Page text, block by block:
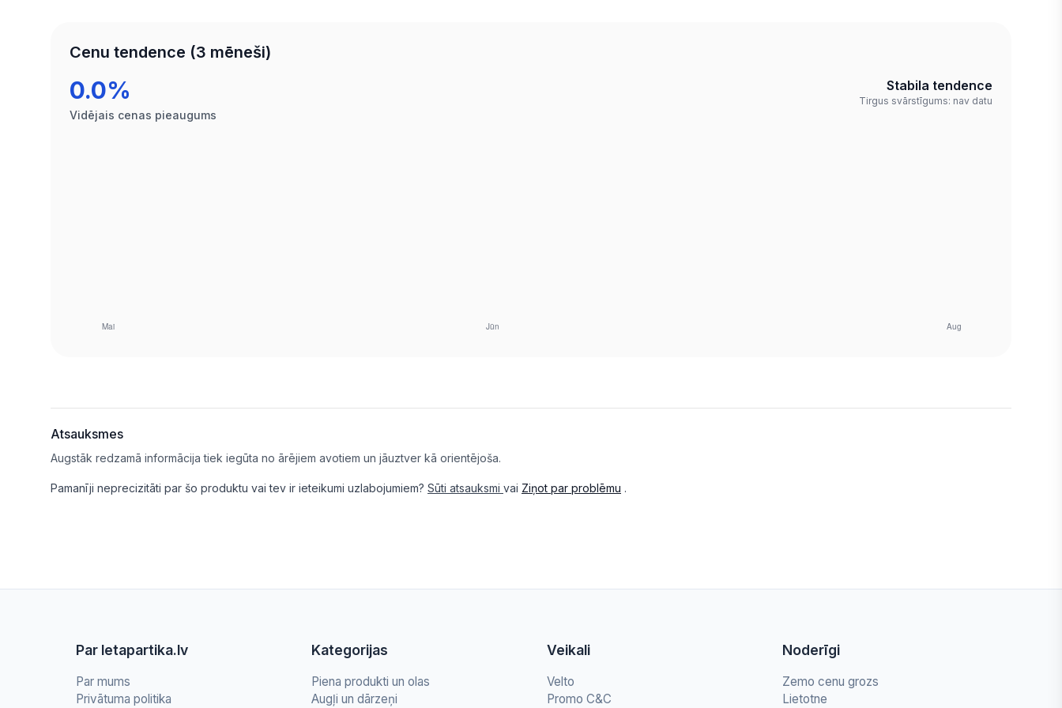
Cenu tendence (3 mēneši)
0.0%
Vidējais cenas pieaugums
Stabila tendence
Tirgus svārstīgums: nav datu
Atsauksmes
Augstāk redzamā informācija tiek iegūta no ārējiem avotiem un jāuztver kā orientējoša.
Pamanīji neprecizitāti par šo produktu vai tev ir ieteikumi uzlabojumiem? Sūti atsauksmi vai Ziņot par problēmu .
Par letapartika.lv
Par mums
Privātuma politika
Kategorijas
Piena produkti un olas
Augļi un dārzeņi
Veikali
Velto
Promo C&C
Noderīgi
Zemo cenu grozs
Lietotne